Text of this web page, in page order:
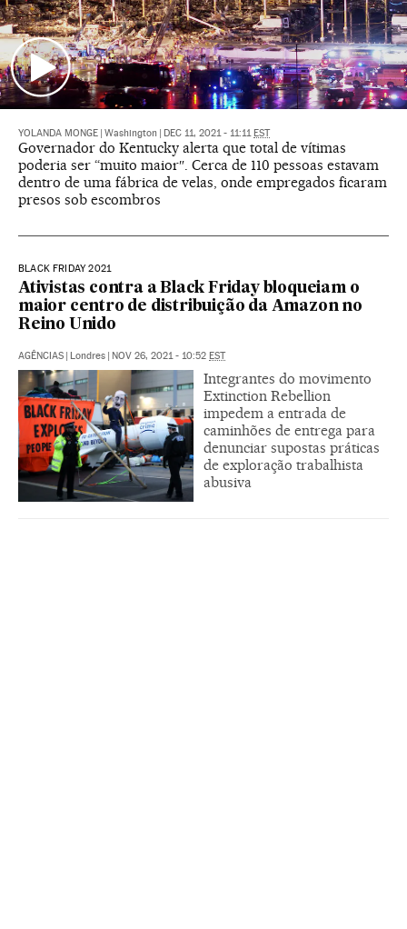
YOLANDA MONGE Washington DEC 11, 2021 - 11:11 EST
Governador do Kentucky alerta que total de vítimas
poderia ser “muito maior″. Cerca de 110 pessoas estavam
dentro de uma fábrica de velas, onde empregados ficaram
presos sob escombros
BLACK FRIDAY 2021
Ativistas contra a Black Friday bloqueiam o
maior centro de distribuição da Amazon no
Reino Unido
AGÊNCIAS Londres NOV 26, 2021 - 10:52 EST
Integrantes do movimento
Extinction Rebellion
impedem a entrada de
caminhões de entrega para
denunciar supostas práticas
de exploração trabalhista
abusiva